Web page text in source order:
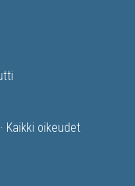
· Kaikki oikeudet